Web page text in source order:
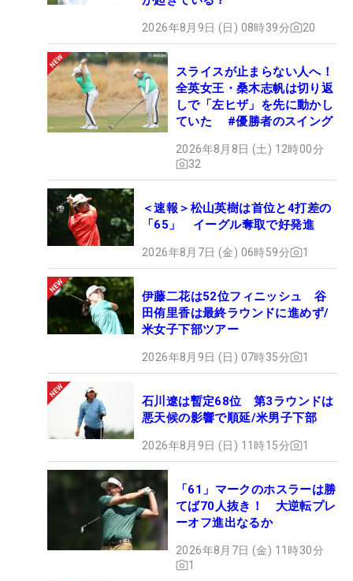
2026年8月9日 (日) 08時39分 20
スライスが止まらない人へ！
全英女王・桑木志帆は切り返
しで「左ヒザ」を先に動かし
ていた #優勝者のスイング
2026年8月8日 (土) 12時00分
32
＜速報＞松山英樹は首位と4打差の
「65」 イーグル奪取で好発進
2026年8月7日 (金) 06時59分 1
伊藤二花は52位フィニッシュ 谷
田侑里香は最終ラウンドに進めず/
米女子下部ツアー
2026年8月9日 (日) 07時35分 1
石川遼は暫定68位 第3ラウンドは
悪天候の影響で順延/米男子下部
2026年8月9日 (日) 11時15分 1
「61」マークのホスラーは勝
てば70人抜き！ 大逆転プレ
ーオフ進出なるか
2026年8月7日 (金) 11時30分
1